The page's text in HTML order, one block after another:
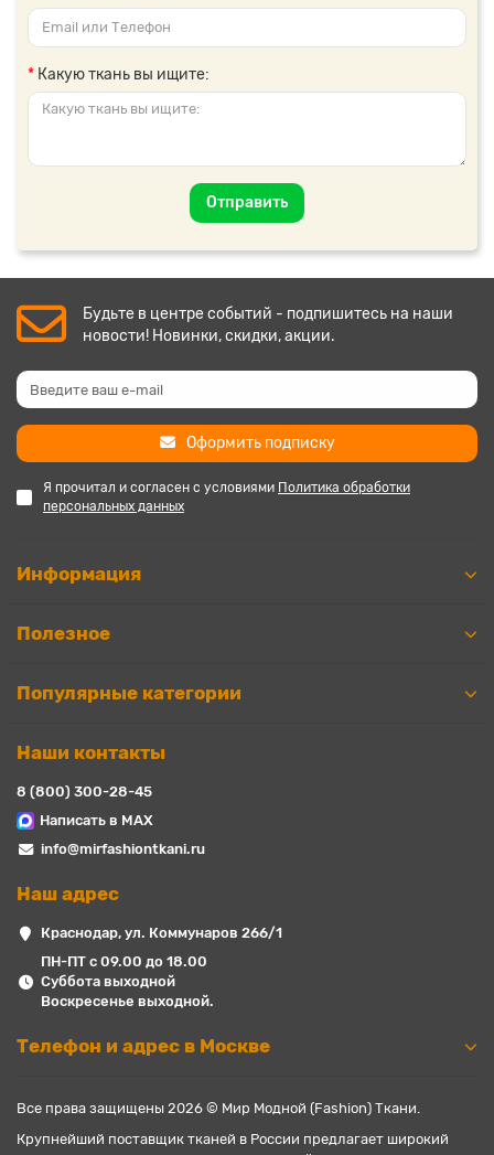
Какую ткань вы ищите:
Отправить
Будьте в центре событий - подпишитесь на наши
новости! Новинки, скидки, акции.
Оформить подписку
Я прочитал и согласен с условиями Политика обработки
персональных данных
Информация
Полезное
Популярные категории
Наши контакты
8 (800) 300-28-45
Написать в MAX
info@mirfashiontkani.ru
Наш адрес
Краснодар, ул. Коммунаров 266/1
ПН-ПТ с 09.00 до 18.00
Суббота выходной
Воскресенье выходной.
Телефон и адрес в Москве
Все права защищены 2026 © Мир Модной (Fashion) Ткани.
Крупнейший поставщик тканей в России предлагает широкий